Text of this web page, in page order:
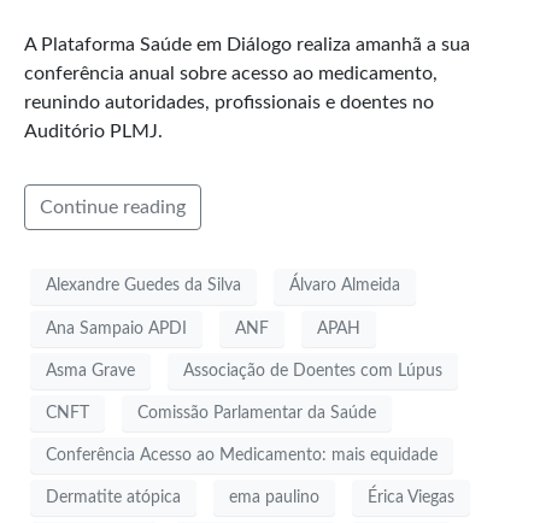
A Plataforma Saúde em Diálogo realiza amanhã a sua
conferência anual sobre acesso ao medicamento,
reunindo autoridades, profissionais e doentes no
Auditório PLMJ.
Continue reading
Alexandre Guedes da Silva Álvaro Almeida
Ana Sampaio APDI ANF APAH
Asma Grave Associação de Doentes com Lúpus
CNFT Comissão Parlamentar da Saúde
Conferência Acesso ao Medicamento: mais equidade
Dermatite atópica ema paulino Érica Viegas